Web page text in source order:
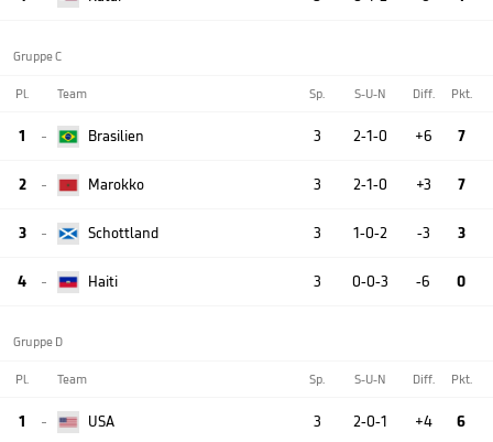
Gruppe C
Pl. Team Sp. S-U-N Diff. Pkt.
1  Brasilien 3 2-1-0 +6 7
2  Marokko 3 2-1-0 +3 7
3  Schottland 3 1-0-2 -3 3
4  Haiti 3 0-0-3 -6 0
Gruppe D
Pl. Team Sp. S-U-N Diff. Pkt.
1  USA 3 2-0-1 +4 6